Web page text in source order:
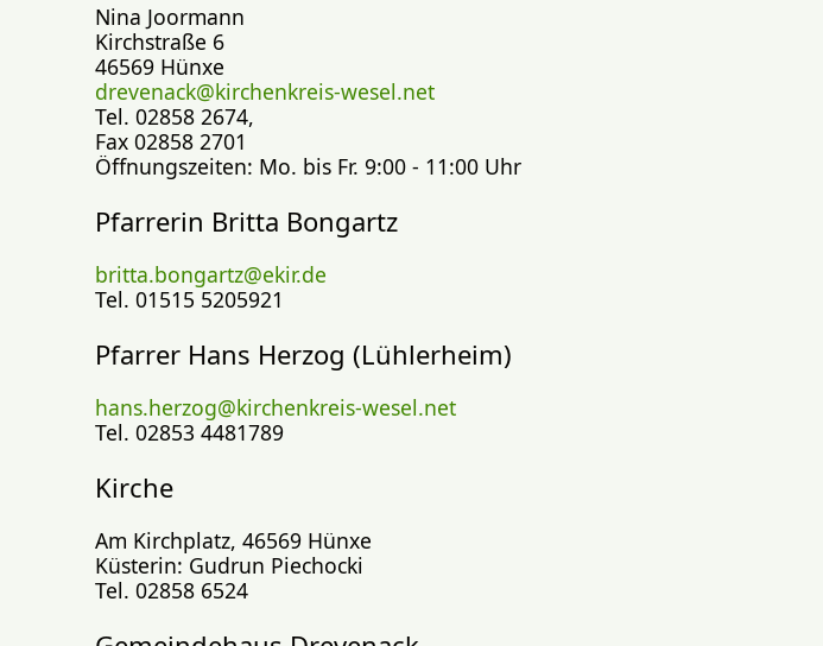
Nina Joormann
Kirchstraße 6
46569 Hünxe
drevenack@kirchenkreis-wesel.net
Tel. 02858 2674,
Fax 02858 2701
Öffnungszeiten: Mo. bis Fr. 9:00 - 11:00 Uhr
Pfarrerin Britta Bongartz
britta.bongartz@ekir.de
Tel. 01515 5205921
Pfarrer Hans Herzog (Lühlerheim)
hans.herzog@kirchenkreis-wesel.net
Tel. 02853 4481789
Kirche
Am Kirchplatz, 46569 Hünxe
Küsterin: Gudrun Piechocki
Tel. 02858 6524